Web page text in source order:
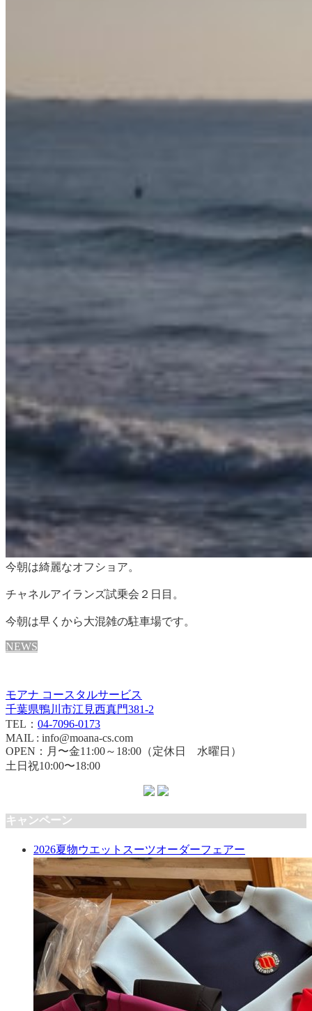
今朝は綺麗なオフショア。
チャネルアイランズ試乗会２日目。
今朝は早くから大混雑の駐車場です。
NEWS
モアナ コースタルサービス
千葉県鴨川市江見西真門381-2
TEL： 04-7096-0173
MAIL : info@moana-cs.com
OPEN：月〜金11:00～18:00（定休日 水曜日）
土日祝10:00〜18:00
キャンペーン
2026夏物ウエットスーツオーダーフェアー